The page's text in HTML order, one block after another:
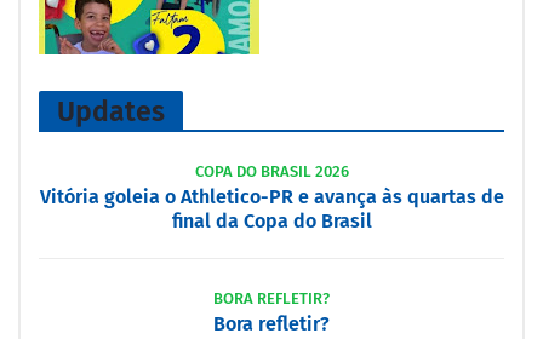
Updates
COPA DO BRASIL 2026
Vitória goleia o Athletico-PR e avança às quartas de
final da Copa do Brasil
BORA REFLETIR?
Bora refletir?